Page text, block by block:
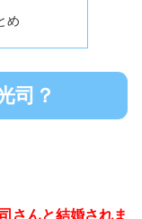
め
司？
さんと結婚されま